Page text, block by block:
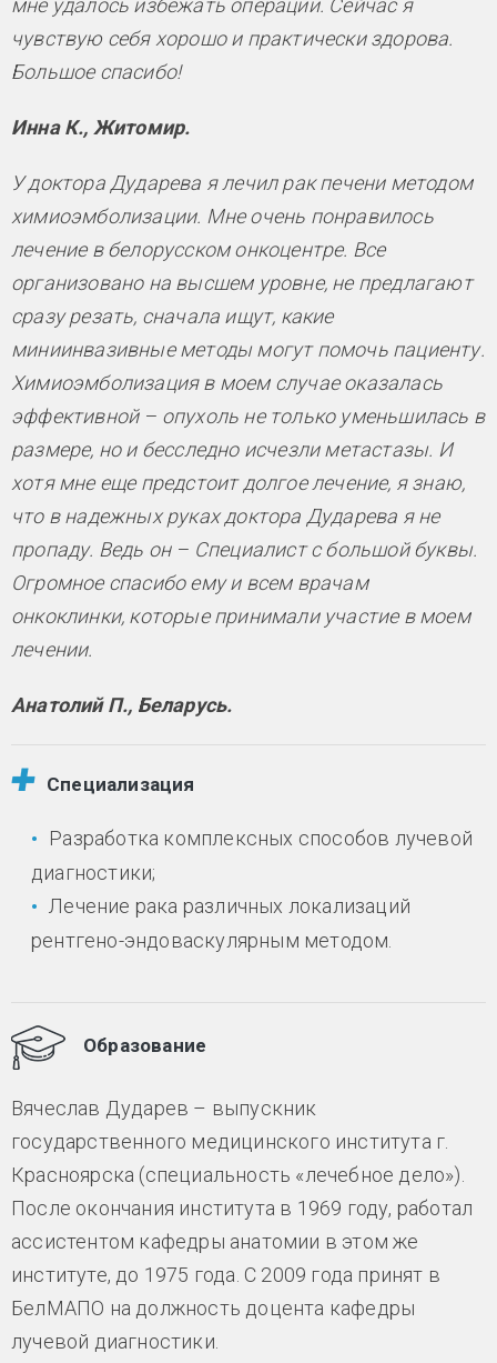
чувствую себя хорошо и практически здорова.
Большое спасибо!
Инна К., Житомир.
У доктора Дударева я лечил рак печени методом
химиоэмболизации. Мне очень понравилось
лечение в белорусском онкоцентре. Все
организовано на высшем уровне, не предлагают
сразу резать, сначала ищут, какие
миниинвазивные методы могут помочь пациенту.
Химиоэмболизация в моем случае оказалась
эффективной – опухоль не только уменьшилась в
размере, но и бесследно исчезли метастазы. И
хотя мне еще предстоит долгое лечение, я знаю,
что в надежных руках доктора Дударева я не
пропаду. Ведь он – Специалист с большой буквы.
Огромное спасибо ему и всем врачам
онкоклинки, которые принимали участие в моем
лечении.
Анатолий П., Беларусь.
Специализация
Разработка комплексных способов лучевой
диагностики;
Лечение рака различных локализаций
рентгено-эндоваскулярным методом.
Образование
Вячеслав Дударев – выпускник
государственного медицинского института г.
Красноярска (специальность «лечебное дело»).
После окончания института в 1969 году, работал
ассистентом кафедры анатомии в этом же
институте, до 1975 года. С 2009 года принят в
БелМАПО на должность доцента кафедры
лучевой диагностики.